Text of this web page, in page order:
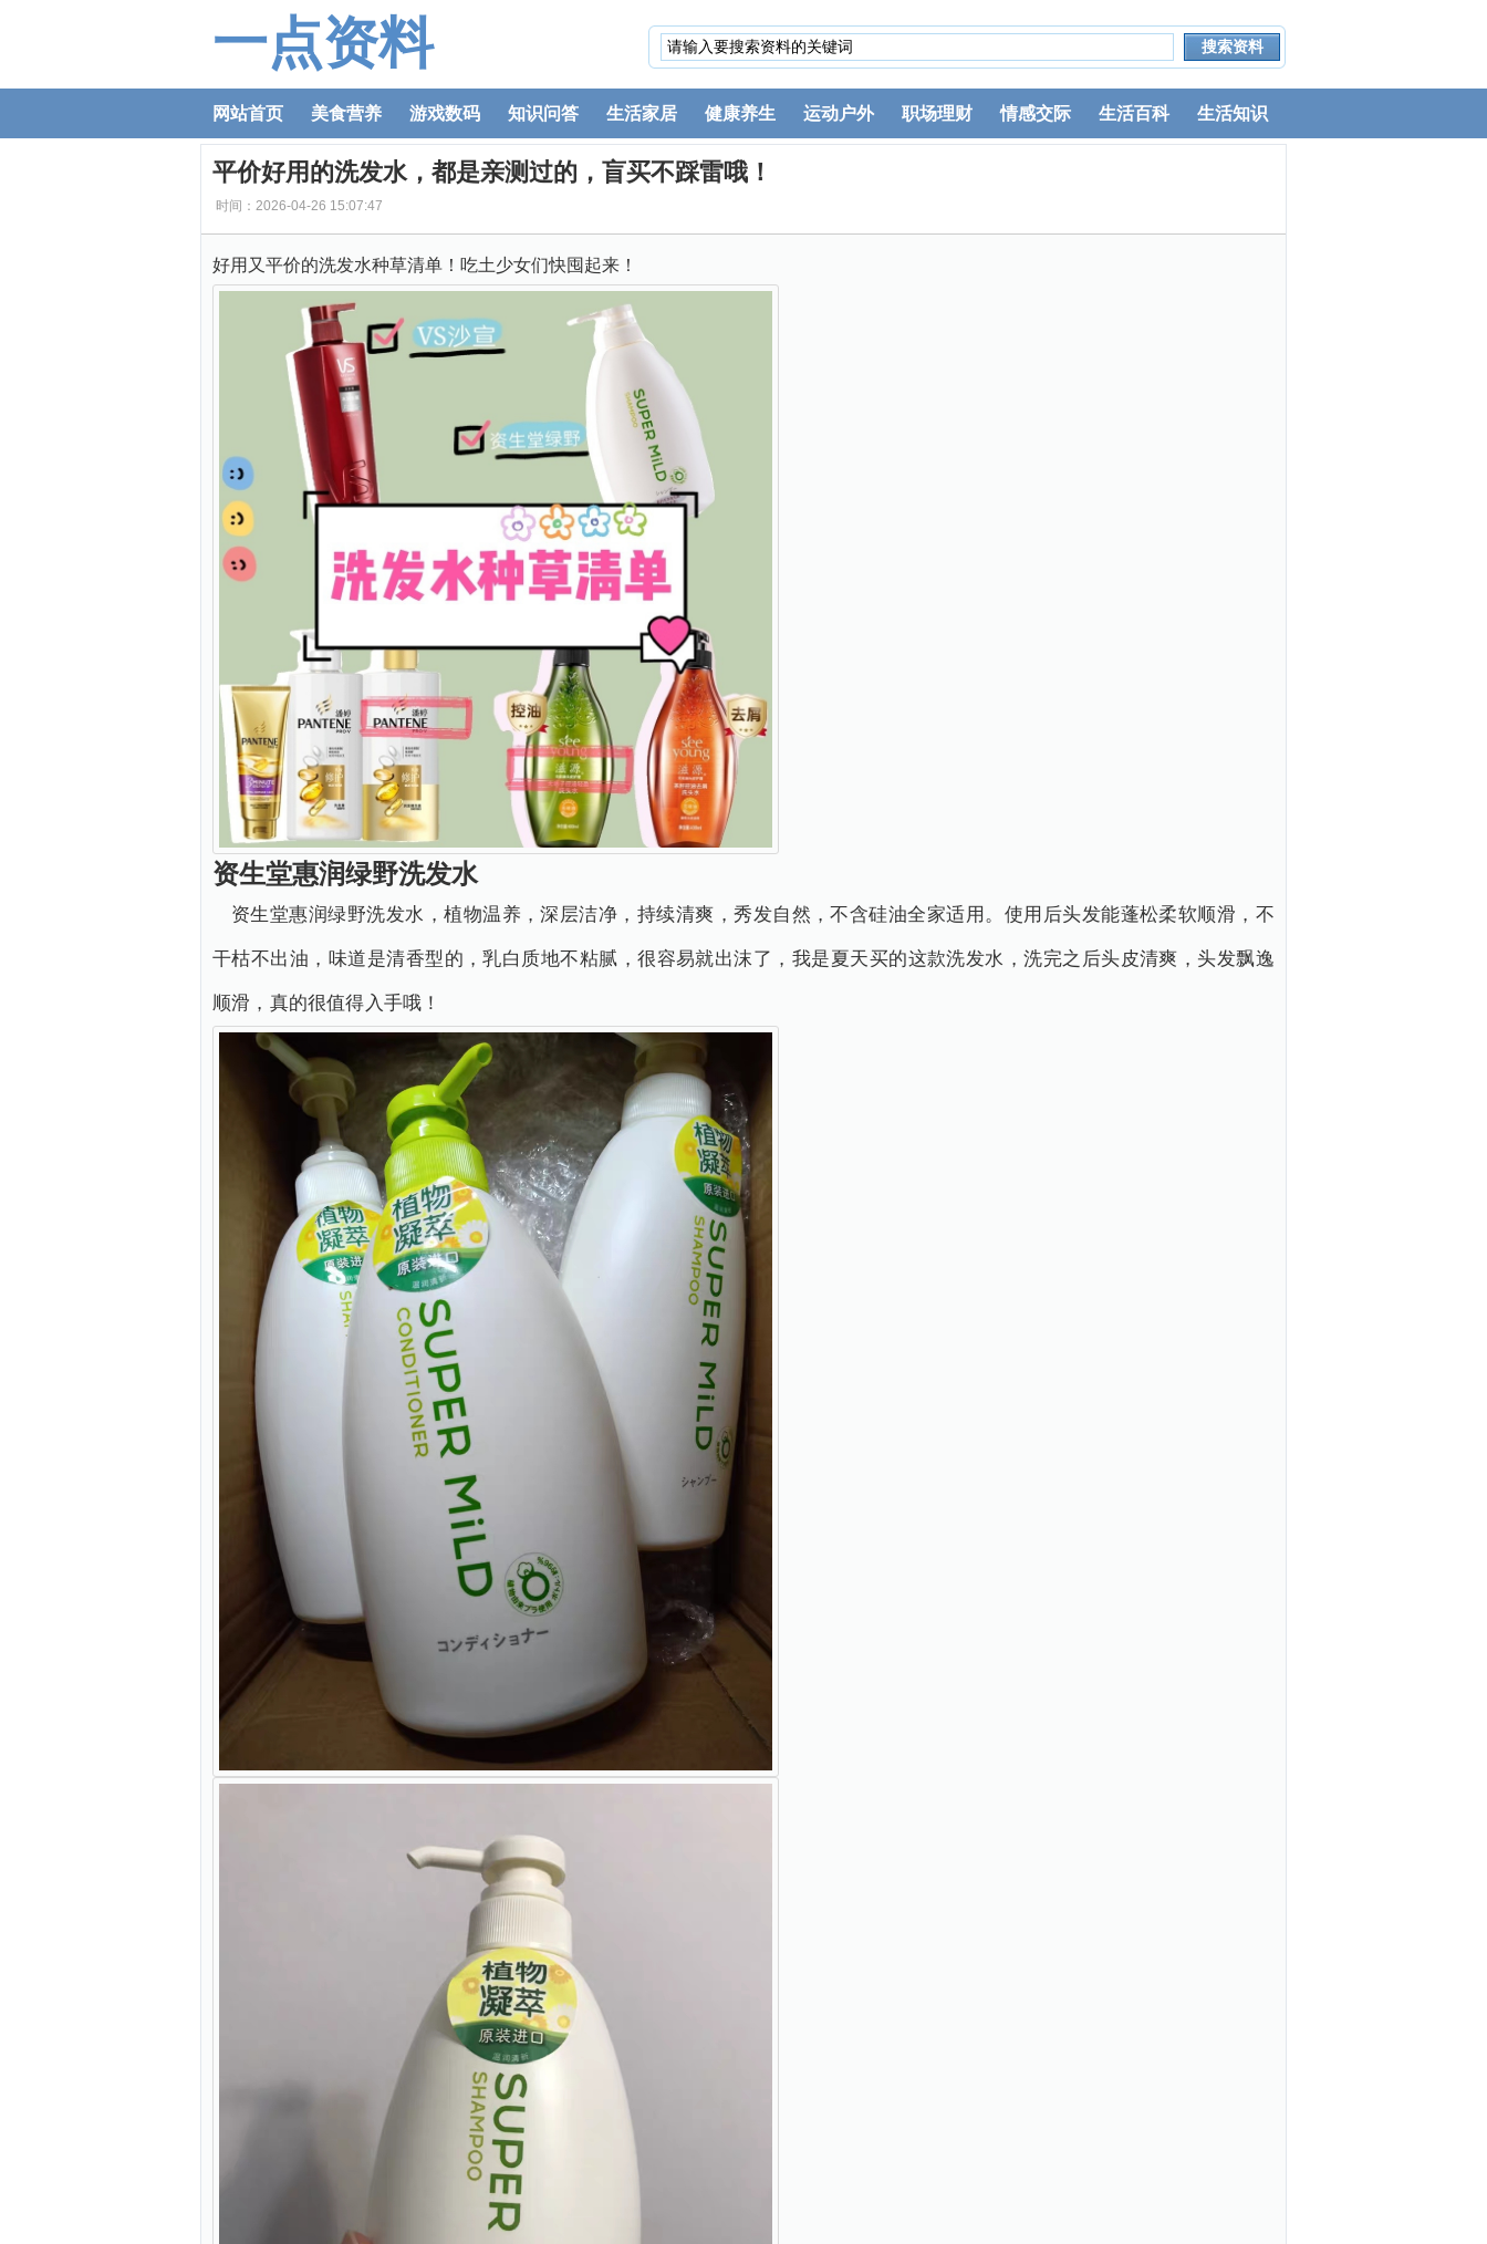
一点资料
网站首页 美食营养 游戏数码 知识问答 生活家居 健康养生 运动户外 职场理财 情感交际 生活百科 生活知识
平价好用的洗发水，都是亲测过的，盲买不踩雷哦！
时间：2026-04-26 15:07:47
好用又平价的洗发水种草清单！吃土少女们快囤起来！
资生堂惠润绿野洗发水
资生堂惠润绿野洗发水，植物温养，深层洁净，持续清爽，秀发自然，不含硅油全家适用。使用后头发能蓬松柔软顺滑，不
干枯不出油，味道是清香型的，乳白质地不粘腻，很容易就出沫了，我是夏天买的这款洗发水，洗完之后头皮清爽，头发飘逸
顺滑，真的很值得入手哦！